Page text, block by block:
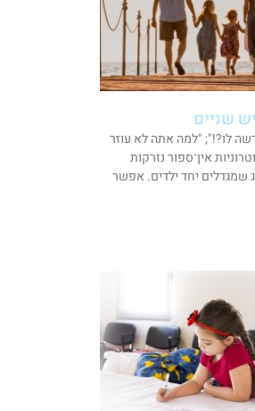
שניים
לו?!"; "למה אתה לא עוזר
אין־ספור נזרקות
שמגדלים יחד ילדים. אפשר